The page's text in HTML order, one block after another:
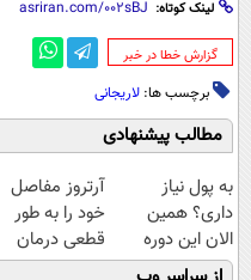
لینک کوتاه:
‌گزارش خطا در خبر
برچسب ها: لاریجانی
مطالب پیشنهادی
به پول نیاز
داری؟ همین
الان این دوره
رایگان رو شرکت
آرتروز مفاصل
خود را به طور
قطعی درمان
کنید!